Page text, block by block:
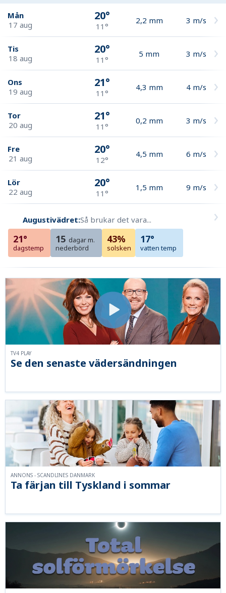
Mån
17 aug
20°
11°
2,2 mm 3 m/s
Tis
18 aug
20°
11°
5 mm 3 m/s
Ons
19 aug
21°
11°
4,3 mm 4 m/s
Tor
20 aug
21°
11°
0,2 mm 3 m/s
Fre
21 aug
20°
12°
4,5 mm 6 m/s
Lör
22 aug
20°
11°
1,5 mm 9 m/s
Augustivädret:Så brukar det vara...
21°
dagstemp
15 dagar m.
nederbörd
43%
solsken
17°
vatten temp
Se den senaste vädersändningen
TV4 PLAY
Ta färjan till Tyskland i sommar
ANNONS - SCANDLINES DANMARK